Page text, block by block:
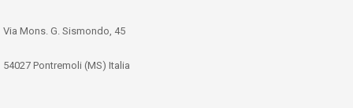
Via Mons. G. Sismondo, 45
54027 Pontremoli (MS) Italia